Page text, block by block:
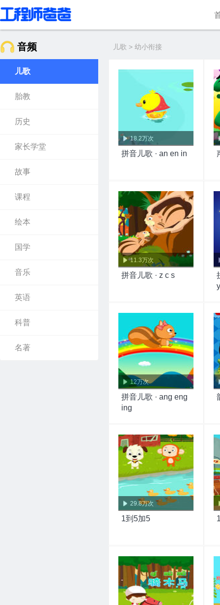
音频 儿歌 > 幼小衔接
儿歌
胎教
历史
家长学堂
故事
课程
绘本
国学
音乐
英语
科普
名著
18.2万次
拼音儿歌 · an en in
11.3万次
拼音儿歌 · z c s
12万次
拼音儿歌 · ang eng
ing
29.8万次
1到5加5